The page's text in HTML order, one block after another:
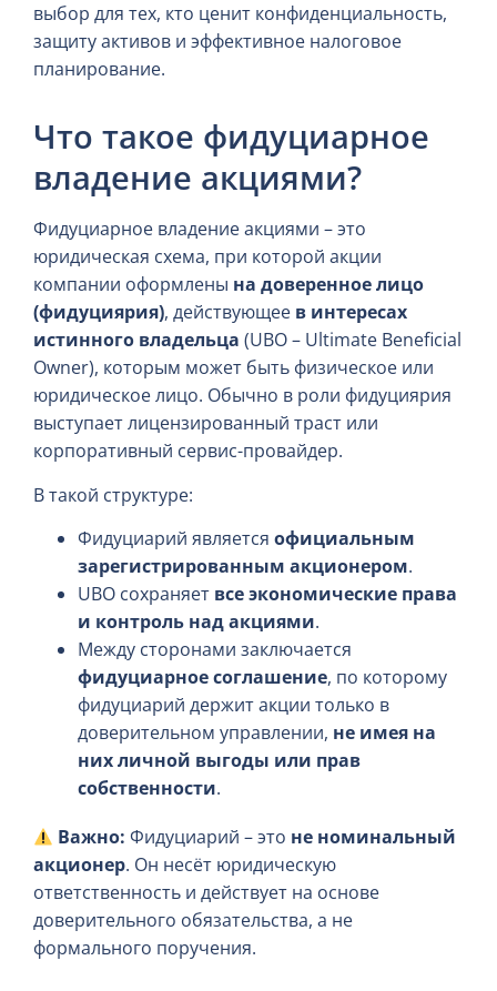
выбор для тех, кто ценит конфиденциальность,
защиту активов и эффективное налоговое
планирование.
Что такое фидуциарное
владение акциями?
Фидуциарное владение акциями – это
юридическая схема, при которой акции
компании оформлены на доверенное лицо
(фидуциярия), действующее в интересах
истинного владельца (UBO – Ultimate Beneficial
Owner), которым может быть физическое или
юридическое лицо. Обычно в роли фидуциярия
выступает лицензированный траст или
корпоративный сервис-провайдер.
В такой структуре:
Фидуциарий является официальным
зарегистрированным акционером.
UBO сохраняет все экономические права
и контроль над акциями.
Между сторонами заключается
фидуциарное соглашение, по которому
фидуциарий держит акции только в
доверительном управлении, не имея на
них личной выгоды или прав
собственности.
Важно: Фидуциарий – это не номинальный
акционер. Он несёт юридическую
ответственность и действует на основе
доверительного обязательства, а не
формального поручения.